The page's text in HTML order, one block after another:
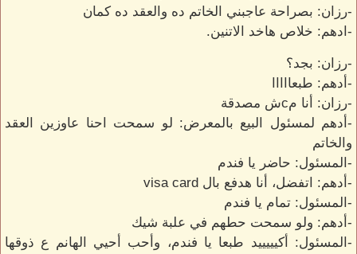
-رزان: بصراحة عاجبني الخاتم ده والعقد ده كمان
-ادهم: خلاص هاخد الاتنين.
-رزان: بجد؟
-أدهم: طبعااااا
-رزان: أنا مcش مصدقة
-أدهم لمسئول البيع بالمعرض: لو سمحت احنا عاوزين العقد
والخاتم
-المسئول: حاضر يا فندم
-أدهم: اتفضل، أنا هدفع بال visa card
-المسئول: تمام يا فندم
-أدهم: ولو سمحت حطهم في علبة شيك
-المسئول: أكيييييد طبعا يا فندم، وأحب أحيي الهانم ع ذوقها